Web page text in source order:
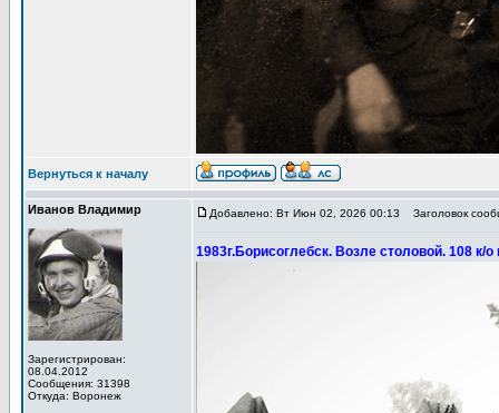
Вернуться к началу
Иванов Владимир
Зарегистрирован:
08.04.2012
Сообщения: 31398
Откуда: Воронеж
Добавлено: Вт Июн 02, 2026 00:13 Заголовок
1983г.Борисоглебск. Возле столовой. 108